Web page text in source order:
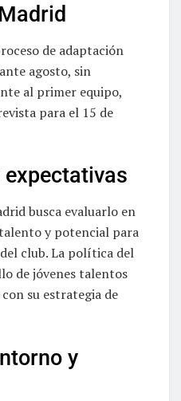
de adaptación
agosto, sin
al primer equipo,
para el 15 de
busca evaluarlo en
y potencial para
club. La política del
de jóvenes talentos
su estrategia de
y